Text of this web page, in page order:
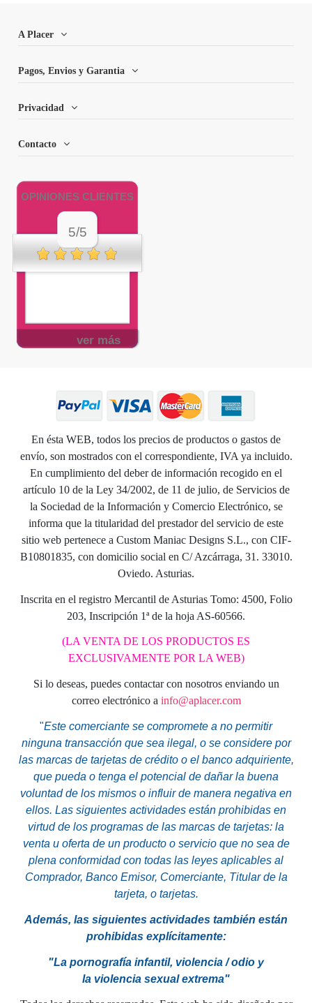
A Placer
Pagos, Envios y Garantia
Privacidad
Contacto
OPINIONES CLIENTES
5/5
ver más
En ésta WEB, todos los precios de productos o gastos de
envío, son mostrados con el correspondiente, IVA ya incluido.
En cumplimiento del deber de información recogido en el
artículo 10 de la Ley 34/2002, de 11 de julio, de Servicios de
la Sociedad de la Información y Comercio Electrónico, se
informa que la titularidad del prestador del servicio de este
sitio web pertenece a Custom Maniac Designs S.L., con CIF-
B10801835, con domicilio social en C/ Azcárraga, 31. 33010.
Oviedo. Asturias.
Inscrita en el registro Mercantil de Asturias Tomo: 4500, Folio
203, Inscripción 1ª de la hoja AS-60566.
(LA VENTA DE LOS PRODUCTOS ES
EXCLUSIVAMENTE POR LA WEB)
Si lo deseas, puedes contactar con nosotros enviando un
correo electrónico a info@aplacer.com
"Este comerciante se compromete a no permitir
ninguna transacción que sea ilegal, o se considere por
las marcas de tarjetas de crédito o el banco adquiriente,
que pueda o tenga el potencial de dañar la buena
voluntad de los mismos o influir de manera negativa en
ellos. Las siguientes actividades están prohibidas en
virtud de los programas de las marcas de tarjetas: la
venta u oferta de un producto o servicio que no sea de
plena conformidad con todas las leyes aplicables al
Comprador, Banco Emisor, Comerciante, Titular de la
tarjeta, o tarjetas.
Además, las siguientes actividades también están
prohibidas explícitamente:
"La pornografía infantil, violencia / odio y
la violencia sexualextrema"